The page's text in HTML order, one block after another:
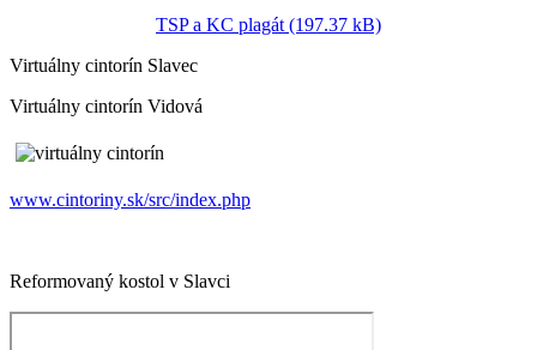
TSP a KC plagát (197.37 kB)
Virtuálny cintorín Slavec
Virtuálny cintorín Vidová
www.cintoriny.sk/src/index.php
Reformovaný kostol v Slavci